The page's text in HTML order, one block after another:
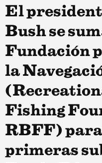
El
Bush se
Fundación
la
Fishing
RBFF)
primeras